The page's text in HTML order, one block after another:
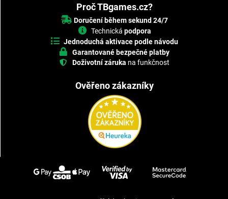
Proč TBgames.cz?
Doručení během sekund 24/7
Technická podpora
Jednoduchá aktivace podle návodu
Garantované bezpečné platby
Doživotní záruka na funkčnost
Ověřeno zákazníky